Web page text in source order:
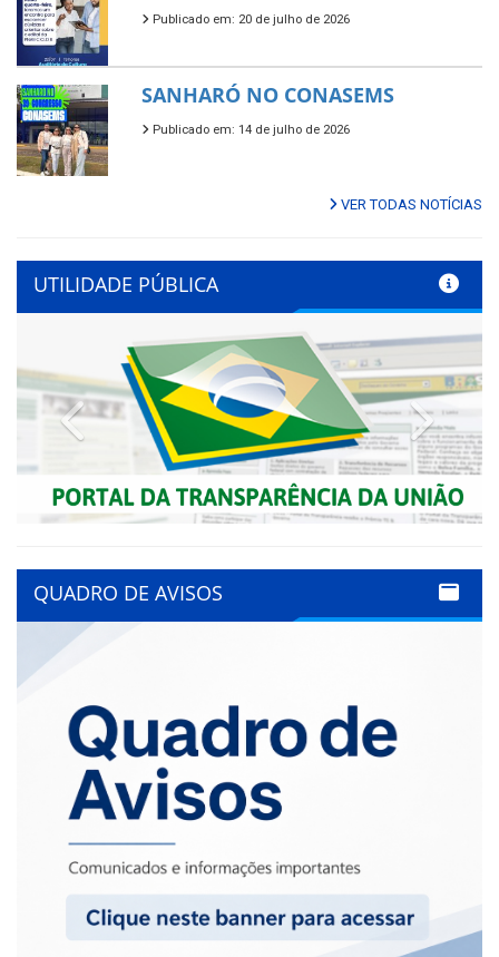
Publicado em: 20 de julho de 2026
SANHARÓ NO CONASEMS
Publicado em: 14 de julho de 2026
VER TODAS NOTÍCIAS
UTILIDADE PÚBLICA
Previous Next
QUADRO DE AVISOS